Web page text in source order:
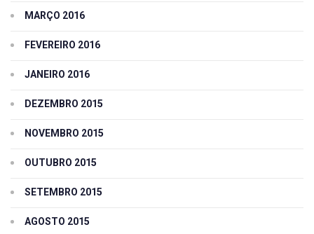
MARÇO 2016
FEVEREIRO 2016
JANEIRO 2016
DEZEMBRO 2015
NOVEMBRO 2015
OUTUBRO 2015
SETEMBRO 2015
AGOSTO 2015